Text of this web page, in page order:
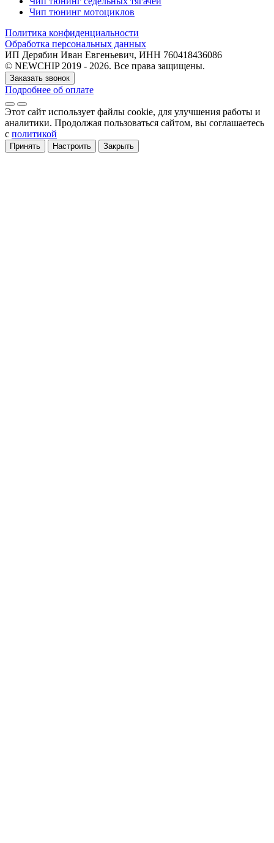
Чип тюнинг мотоциклов
Политика конфиденциальности
Обработка персональных данных
ИП Дерябин Иван Евгеньевич, ИНН 760418436086
© NEWCHIP 2019 - 2026. Все права защищены.
Заказать звонок
Подробнее об оплате
Этот сайт использует файлы cookie, для улучшения работы и
аналитики. Продолжая пользоваться сайтом, вы соглашаетесь
с политикой
Принять Настроить Закрыть